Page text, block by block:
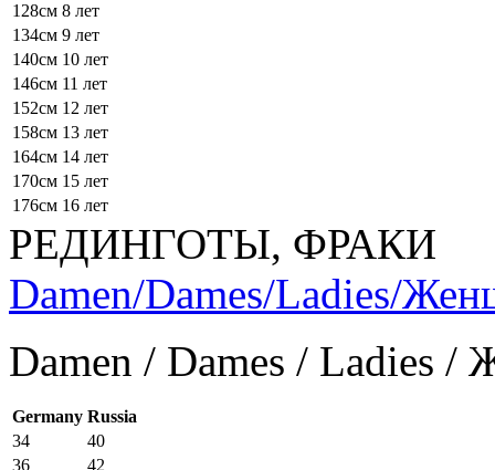
128см 8 лет
134см 9 лет
140см 10 лет
146см 11 лет
152см 12 лет
158см 13 лет
164см 14 лет
170см 15 лет
176см 16 лет
РЕДИНГОТЫ, ФРАКИ
Damen/Dames/Ladies/
Damen / Dames / Ladies
Germany Russia
34
40
36
42